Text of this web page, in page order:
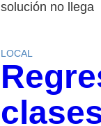
solución no llega
LOCAL